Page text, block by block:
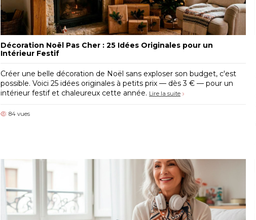
Décoration Noël Pas Cher : 25 Idées Originales pour un
Intérieur Festif
Créer une belle décoration de Noël sans exploser son budget, c'est
possible. Voici 25 idées originales à petits prix — dès 3 € — pour un
intérieur festif et chaleureux cette année. Lire la suite
84 vues